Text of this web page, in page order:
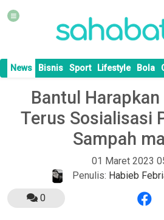
News Bisnis Sport Lifestyle Bola
Bantul
Terus Sosialisasi
Sampah
01 Maret 2023
Penulis: Habieb
0